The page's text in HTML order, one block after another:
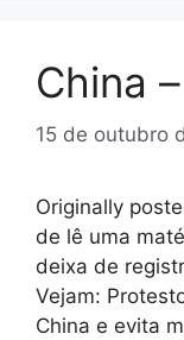
China
15 de outubro
Originally
de lê uma
deixa de
Vejam:
China e evita